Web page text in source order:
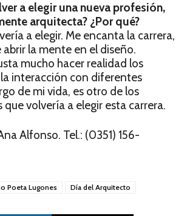
a elegir una nueva profesión,
arquitecta? ¿Por qué?
a elegir. Me encanta la carrera,
la mente en el diseño.
mucho hacer realidad los
interacción con diferentes
de mi vida, es otro de los
volvería a elegir esta carrera.
Alfonso. Tel.: (0351) 156-
Poeta Lugones Día del Arquitecto